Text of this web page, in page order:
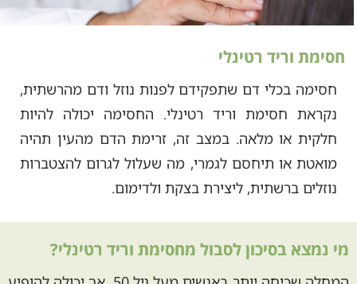
חסימת וריד רטינלי
חסימה בכלי דם שתפקידם לפנות נוזל ודם מהרשתית,
נקראת חסימת וריד רטינלי. החסימה יכולה להיות
חלקית או מלאה. במצב זה, זרימת הדם מהעין תהיה
מואטת או תיחסם לגמרי, מה שעלול לגרום להצטברות
נוזלים ברשתית, ליצירת בצקת ולדימום.
מי נמצא בסיכון לסבול מחסימת וריד רטינלי?